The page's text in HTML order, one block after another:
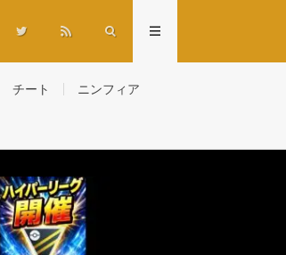
チート ニンフィア